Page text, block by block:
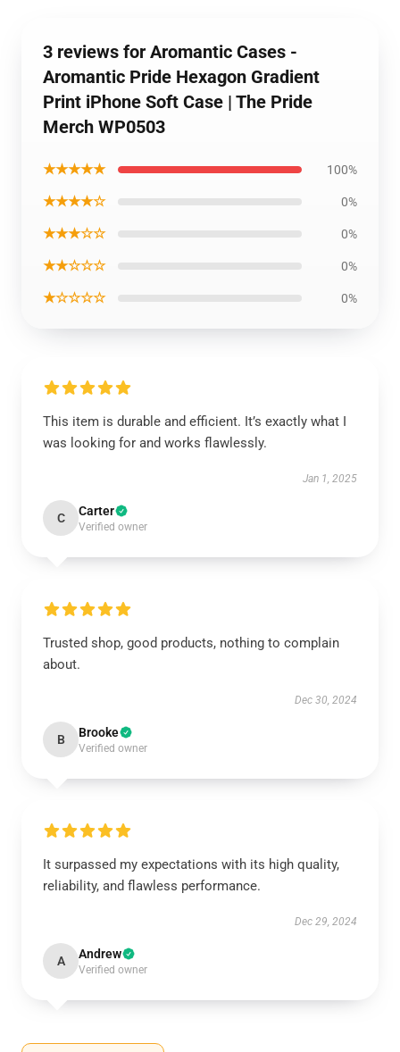
3 reviews for Aromantic Cases -
Aromantic Pride Hexagon Gradient
Print iPhone Soft Case | The Pride
Merch WP0503
★★★★★ 100%
★★★★☆ 0%
★★★☆☆ 0%
★★☆☆☆ 0%
★☆☆☆☆ 0%
This item is durable and efficient. It’s exactly what I
was looking for and works flawlessly.
Jan 1, 2025
C Carter
Verified owner
Trusted shop, good products, nothing to complain
about.
Dec 30, 2024
B Brooke
Verified owner
It surpassed my expectations with its high quality,
reliability, and flawless performance.
Dec 29, 2024
A Andrew
Verified owner